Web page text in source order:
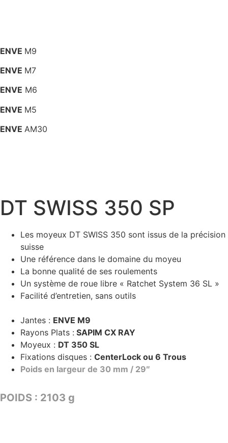
ENVE M9
ENVE M7
ENVE M6
ENVE M5
ENVE AM30
DT SWISS 350 SP
Les moyeux DT SWISS 350 sont issus de la précision
suisse
Une référence dans le domaine du moyeu
La bonne qualité de ses roulements
Un système de roue libre « Ratchet System 36 SL »
Facilité d’entretien, sans outils
Jantes : ENVE M9
Rayons Plats : SAPIM CX RAY
Moyeux : DT 350 SL
Fixations disques : CenterLock ou 6 Trous
Poids en largeur de 30 mm / 29″
POIDS : 2103 g